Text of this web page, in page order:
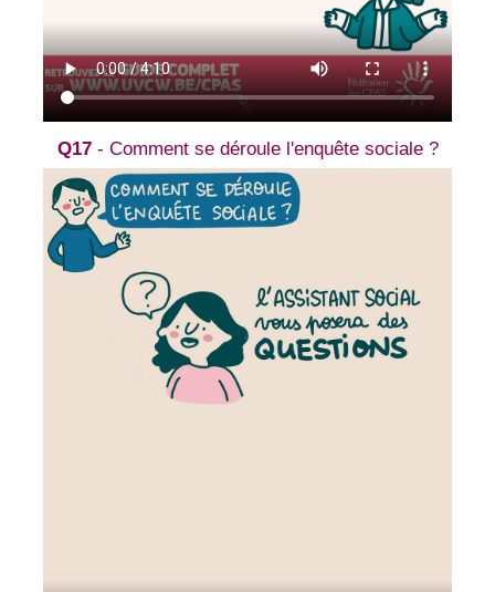
Q17- Comment se déroule l'enquête sociale ?